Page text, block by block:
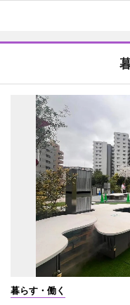
暮らす・働く